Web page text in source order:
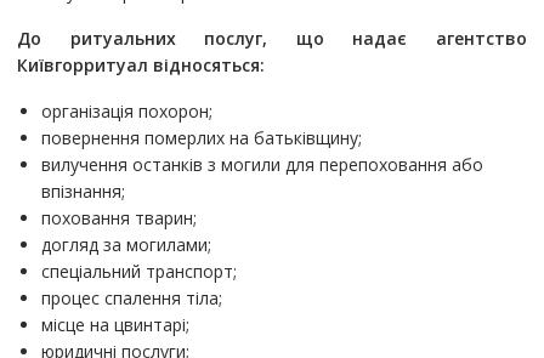
До ритуальних послуг, що надає агентство
Київгорритуал відносяться:
організація похорон;
повернення померлих на батьківщину;
вилучення останків з могили для перепоховання або
впізнання;
поховання тварин;
догляд за могилами;
спеціальний транспорт;
процес спалення тіла;
місце на цвинтарі;
юридичні послуги;